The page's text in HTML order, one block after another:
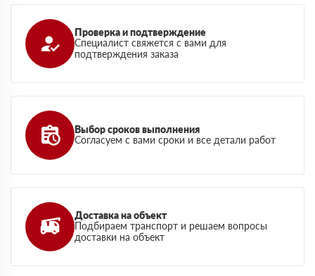
Проверка и подтверждение
Специалист свяжется с вами для
подтверждения заказа
Выбор сроков выполнения
Согласуем с вами сроки и все детали работ
Доставка на объект
Подбираем транспорт и решаем вопросы
доставки на объект